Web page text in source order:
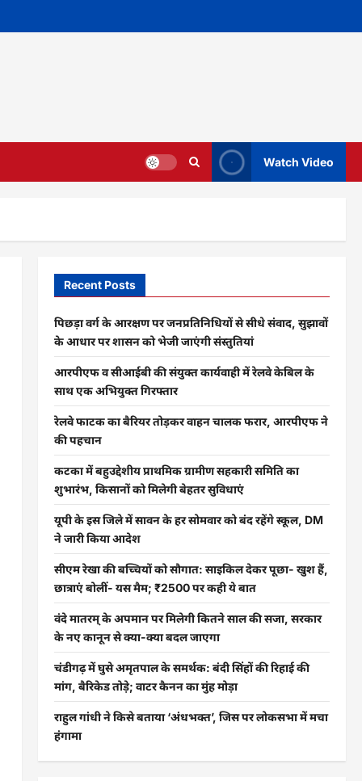
Watch Video
Recent Posts
पिछड़ा वर्ग के आरक्षण पर जनप्रतिनिधियों से सीधे संवाद, सुझावों
के आधार पर शासन को भेजी जाएंगी संस्तुतियां
आरपीएफ व सीआईबी की संयुक्त कार्यवाही में रेलवे केबिल के
साथ एक अभियुक्त गिरफ्तार
रेलवे फाटक का बैरियर तोड़कर वाहन चालक फरार, आरपीएफ ने
की पहचान
कटका में बहुउद्देशीय प्राथमिक ग्रामीण सहकारी समिति का
शुभारंभ, किसानों को मिलेगी बेहतर सुविधाएं
यूपी के इस जिले में सावन के हर सोमवार को बंद रहेंगे स्कूल, DM
ने जारी किया आदेश
सीएम रेखा की बच्चियों को सौगात: साइकिल देकर पूछा- खुश हैं,
छात्राएं बोलीं- यस मैम; ₹2500 पर कही ये बात
वंदे मातरम् के अपमान पर मिलेगी कितने साल की सजा, सरकार
के नए कानून से क्या-क्या बदल जाएगा
चंडीगढ़ में घुसे अमृतपाल के समर्थक: बंदी सिंहों की रिहाई की
मांग, बैरिकेड तोड़े; वाटर कैनन का मुंह मोड़ा
राहुल गांधी ने किसे बताया ‘अंधभक्त’, जिस पर लोकसभा में मचा
हंगामा